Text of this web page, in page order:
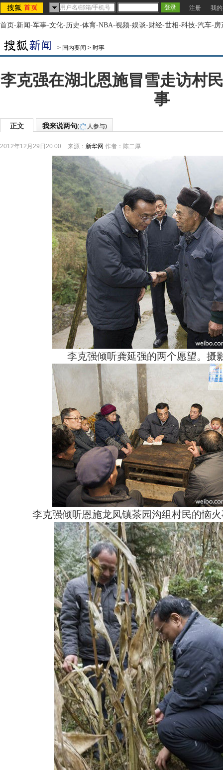
注册 我
首页-新闻-军事-文化-历史-体育-NBA-视频-娱谈-财经-世相-科技-汽车-房
> 国内要闻 > 时事
李克强在湖北恩施冒雪走访村
事
正文 我来说两句( 人参与)
2012年12月29日20:00 来源： 新华网 作者：陈二厚
李克强倾听龚延强的两个愿望。摄
李克强倾听恩施龙凤镇茶园沟组村民的恼